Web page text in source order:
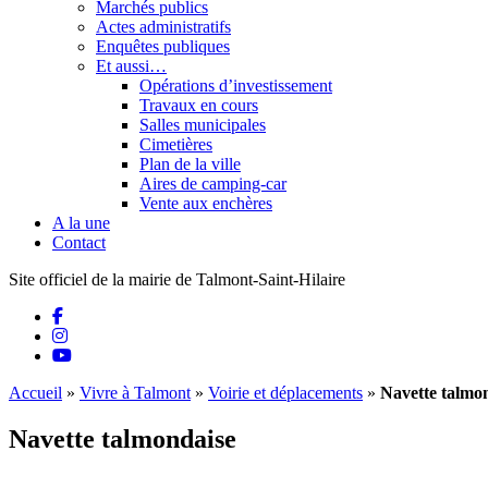
Marchés publics
Actes administratifs
Enquêtes publiques
Et aussi…
Opérations d’investissement
Travaux en cours
Salles municipales
Cimetières
Plan de la ville
Aires de camping-car
Vente aux enchères
A la une
Contact
Site officiel de la mairie de Talmont-Saint-Hilaire
Accueil » Vivre à Talmont » Voirie et déplacements » Navette
Navette talmondaise